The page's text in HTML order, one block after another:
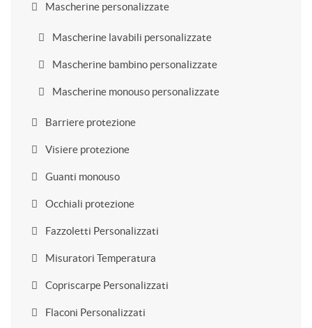
Mascherine personalizzate
Mascherine lavabili personalizzate
Mascherine bambino personalizzate
Mascherine monouso personalizzate
Barriere protezione
Visiere protezione
Guanti monouso
Occhiali protezione
Fazzoletti Personalizzati
Misuratori Temperatura
Copriscarpe Personalizzati
Flaconi Personalizzati